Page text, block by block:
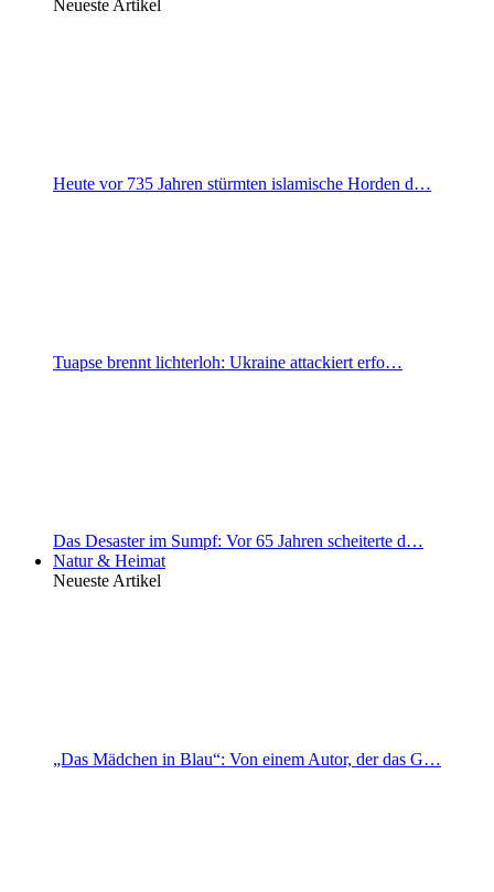
Neueste Artikel
Heute vor 735 Jahren stürmten islamische Horden d…
Tuapse brennt lichterloh: Ukraine attackiert erfo…
Das Desaster im Sumpf: Vor 65 Jahren scheiterte d…
Natur & Heimat
Neueste Artikel
„Das Mädchen in Blau“: Von einem Autor, der das G…